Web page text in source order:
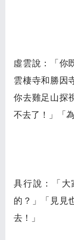
虛雲說：「你
雲棲寺和勝因
你去雞足山探
不去了！」「
具行說：「大
的？」「見見
去！」